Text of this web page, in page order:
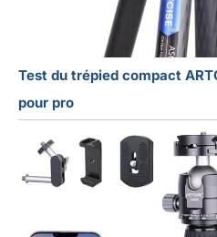
Test du trépied compact
pour pro